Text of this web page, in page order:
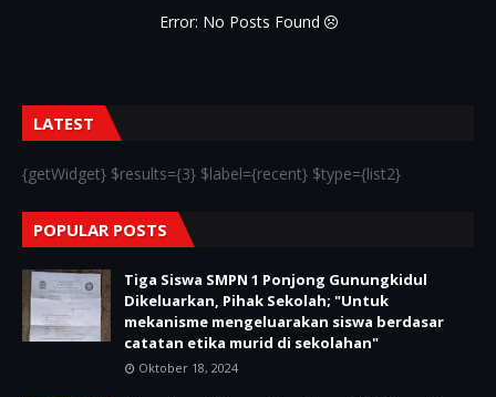
Error: No Posts Found
LATEST
{getWidget} $results={3} $label={recent} $type={list2}
POPULAR POSTS
Tiga Siswa SMPN 1 Ponjong Gunungkidul
Dikeluarkan, Pihak Sekolah; "Untuk
mekanisme mengeluarakan siswa berdasar
catatan etika murid di sekolahan"
Oktober 18, 2024